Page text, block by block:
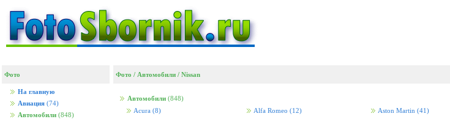
Фото
На главную
Авиация (74)
Автомобили (848)
Фото / Автомобили / Nissan
Автомобили (848)
Acura (8) Alfa Romeo (12) Aston Martin (41)